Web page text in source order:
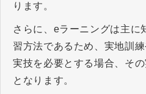
ります。
さらに、eラーニングは主に
習方法であるため、実地訓
実技を必要とする場合、そ
となります。